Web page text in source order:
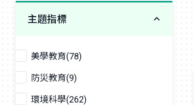
主題指標
美學教育(78)
防災教育(9)
環境科學(262)